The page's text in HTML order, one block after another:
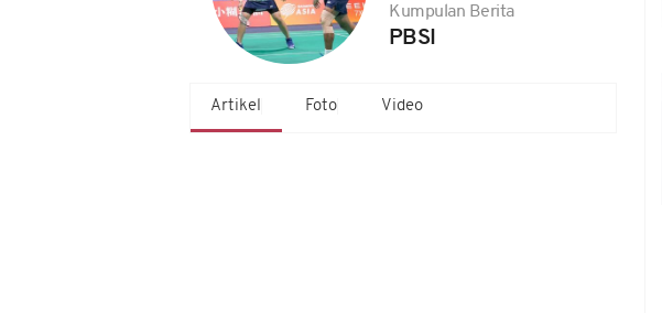
Kumpulan Berita
PBSI
Artikel Foto Video